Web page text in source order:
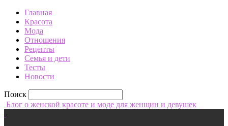
Главная
Красота
Мода
Отношения
Рецепты
Семья и дети
Тесты
Новости
Поиск
Блог о женской красоте и моде для женщин и девушек